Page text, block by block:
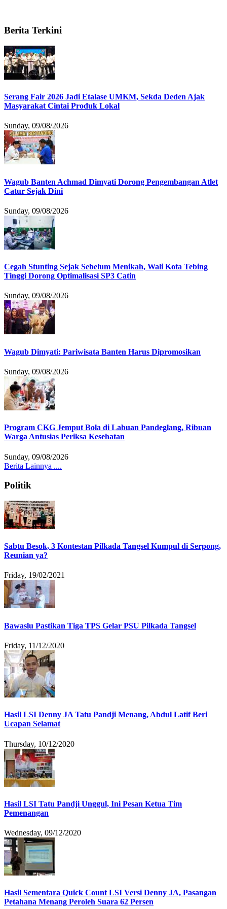
Berita Terkini
Serang Fair 2026 Jadi Etalase UMKM, Sekda Deden Ajak
Masyarakat Cintai Produk Lokal
Sunday, 09/08/2026
Wagub Banten Achmad Dimyati Dorong Pengembangan Atlet
Catur Sejak Dini
Sunday, 09/08/2026
Cegah Stunting Sejak Sebelum Menikah, Wali Kota Tebing
Tinggi Dorong Optimalisasi SP3 Catin
Sunday, 09/08/2026
Wagub Dimyati: Pariwisata Banten Harus Dipromosikan
Sunday, 09/08/2026
Program CKG Jemput Bola di Labuan Pandeglang, Ribuan
Warga Antusias Periksa Kesehatan
Sunday, 09/08/2026
Berita Lainnya ....
Politik
Sabtu Besok, 3 Kontestan Pilkada Tangsel Kumpul di Serpong,
Reunian ya?
Friday, 19/02/2021
Bawaslu Pastikan Tiga TPS Gelar PSU Pilkada Tangsel
Friday, 11/12/2020
Hasil LSI Denny JA Tatu Pandji Menang, Abdul Latif Beri
Ucapan Selamat
Thursday, 10/12/2020
Hasil LSI Tatu Pandji Unggul, Ini Pesan Ketua Tim
Pemenangan
Wednesday, 09/12/2020
Hasil Sementara Quick Count LSI Versi Denny JA, Pasangan
Petahana Menang Peroleh Suara 62 Persen